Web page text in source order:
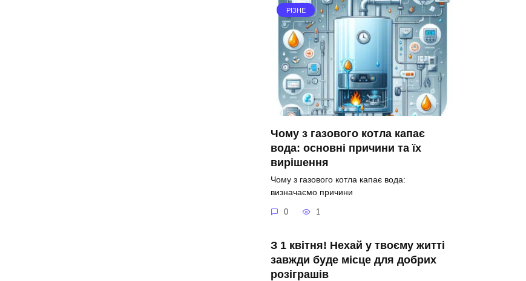
РІЗНЕ
Чому з газового котла капає
вода: основні причини та їх
вирішення
Чому з газового котла капає вода:
визначаємо причини
0 1
З 1 квітня! Нехай у твоєму житті
завжди буде місце для добрих
розіграшів